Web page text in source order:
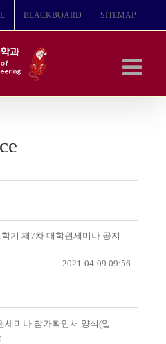
BLACKBOARD SITEMAP
기 제7차 대학원세미나 공지
2021-04-09 09:56
세미나 참가확인서 양식(일